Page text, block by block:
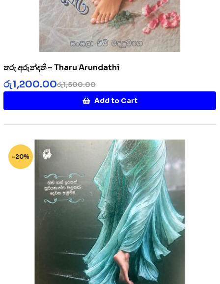
තරු අරුන්දති – Tharu Arundathi
රු1,500.00
රු1,200.00
Add to Cart
-20%